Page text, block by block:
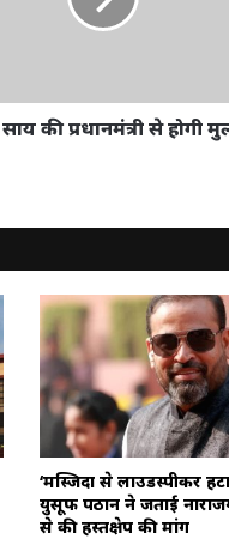
की प्रधानमंत्री से होगी
‘मस्जिदों से लाउडस्पीकर
युसूफ पठान ने जताई
से की हस्तक्षेप की मांग